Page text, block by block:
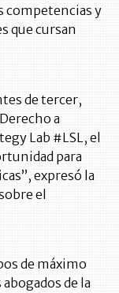
competencias y
que cursan
de tercer,
a
Lab #LSL, el
para
expresó la
el
de máximo
de la